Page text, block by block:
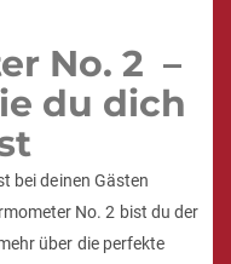
No. 2 –
du dich
bei deinen Gästen
No. 2 bist du der
über die perfekte